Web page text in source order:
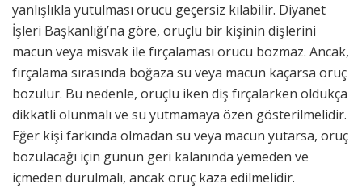
yanlışlıkla yutulması orucu geçersiz kılabilir. Diyanet
İşleri Başkanlığı’na göre, oruçlu bir kişinin dişlerini
macun veya misvak ile fırçalaması orucu bozmaz. Ancak,
fırçalama sırasında boğaza su veya macun kaçarsa oruç
bozulur. Bu nedenle, oruçlu iken diş fırçalarken oldukça
dikkatli olunmalı ve su yutmamaya özen gösterilmelidir.
Eğer kişi farkında olmadan su veya macun yutarsa, oruç
bozulacağı için günün geri kalanında yemeden ve
içmeden durulmalı, ancak oruç kaza edilmelidir.